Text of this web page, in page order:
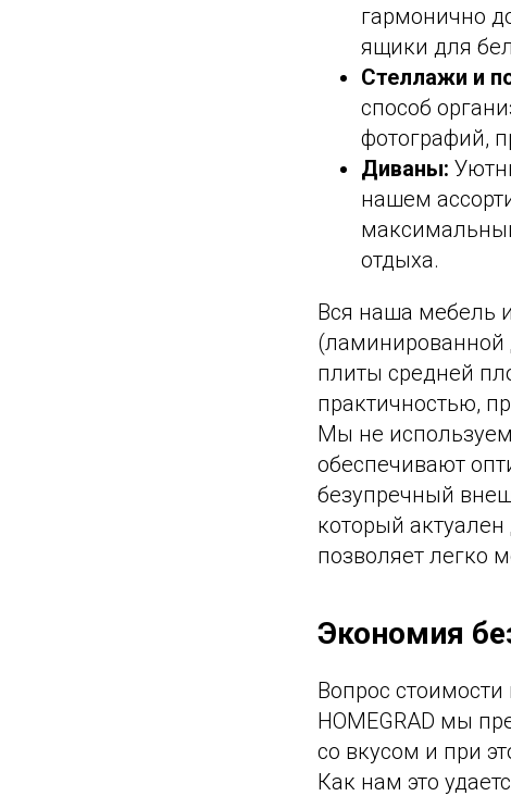
гармонично
ящики для
Стеллажи и
способ
фотографий,
Диваны:
нашем
отдыха.
Вся наша мебель
(ламинированной
плиты средней
практичностью,
Мы не
обеспечивают
безупречный
который
позволяет легко
Экономия
Вопрос
HOMEGRAD мы
со вкусом и при
Как нам это